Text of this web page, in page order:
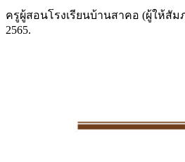
ครูผู้สอนโรงเรียนบ้านสาคอ (ผู้ให้สั
2565.